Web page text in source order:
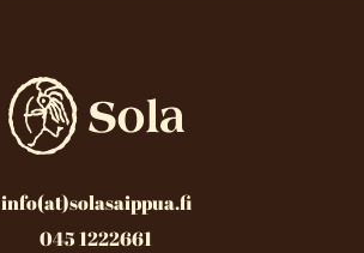
info(at)solasaippua.fi
045 1222661